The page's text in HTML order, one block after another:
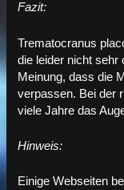
Fazit:
Trematocranus
die leider nicht sehr
Meinung, dass die
verpassen. Bei der
viele Jahre das
Hinweis:
Einige Webseiten